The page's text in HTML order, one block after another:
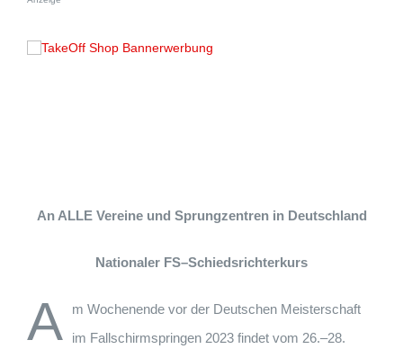
An ALLE Vereine und Sprungzentren in Deutschland
Nationaler FS–Schiedsrichterkurs
A m Wochenende vor der Deutschen Meisterschaft
im Fallschirmspringen 2023 findet vom 26.–28.